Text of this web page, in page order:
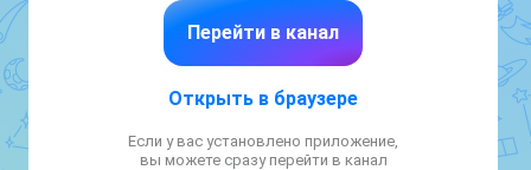
Вопросы и предложения ⤵️
https://max.ru/u/f9LHodD0cOKExH5x35m1c_-
U9wK9933Lwxf_3kZ2jQaVtgnAPHdmr0CxN2Y
Сервис аналитики MAX - https://maxframe.ru
Купить
Перейти в канал
Открыть в браузере
Если у вас установлено приложение,
вы можете сразу перейти в канал